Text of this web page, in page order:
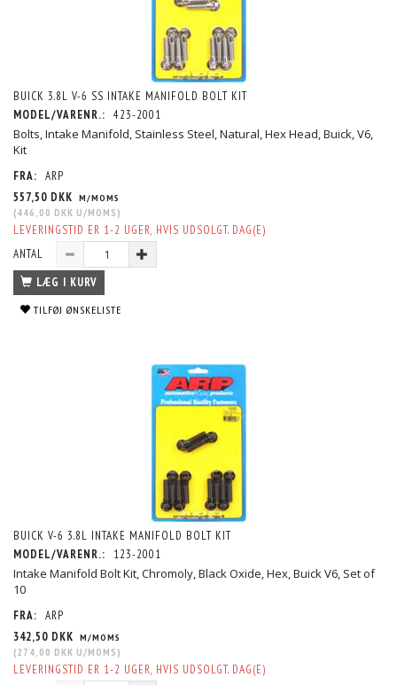
BUICK 3.8L V-6 SS INTAKE MANIFOLD BOLT KIT
MODEL/VARENR.: 423-2001
Bolts, Intake Manifold, Stainless Steel, Natural, Hex Head, Buick, V6,
Kit
FRA: ARP
557,50 DKK M/MOMS
(446,00 DKK U/MOMS )
LEVERINGSTID ER 1-2 UGER, HVIS UDSOLGT. DAG(E)
ANTAL
LÆG I KURV
TILFØJ ØNSKELISTE
BUICK V-6 3.8L INTAKE MANIFOLD BOLT KIT
MODEL/VARENR.:
123-2001
Intake Manifold Bolt Kit, Chromoly, Black Oxide, Hex, Buick V6, Set of
10
FRA: ARP
342,50 DKK M/MOMS
(274,00 DKK U/MOMS )
LEVERINGSTID ER 1-2 UGER, HVIS UDSOLGT. DAG(E)